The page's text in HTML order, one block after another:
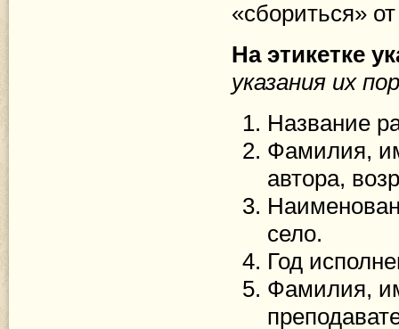
«сбориться»
На этикетке
указания их
Название
Фамилия,
автора,
село.
Год
Фамилия,